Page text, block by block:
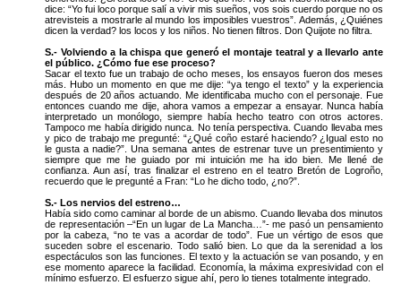
dice: “Yo fui loco porque salí a vivir mis sueños, vos sois cuerdo porque no os
atrevisteis a mostrarle al mundo los imposibles vuestros”. Además, ¿Quiénes
dicen la verdad? los locos y los niños. No tienen filtros. Don Quijote no filtra.
S.- Volviendo a la chispa que generó el montaje teatral y a llevarlo ante
el público. ¿Cómo fue ese proceso?
Sacar el texto fue un trabajo de ocho meses, los ensayos fueron dos meses
más. Hubo un momento en que me dije: “ya tengo el texto” y la experiencia
después de 20 años actuando. Me identificaba mucho con el personaje. Fue
entonces cuando me dije, ahora vamos a empezar a ensayar. Nunca había
interpretado un monólogo, siempre había hecho teatro con otros actores.
Tampoco me había dirigido nunca. No tenía perspectiva. Cuando llevaba mes
y pico de trabajo me pregunté: “¿Qué coño estaré haciendo? ¿Igual esto no
le gusta a nadie?”. Una semana antes de estrenar tuve un presentimiento y
siempre que me he guiado por mi intuición me ha ido bien. Me llené de
confianza. Aun así, tras finalizar el estreno en el teatro Bretón de Logroño,
recuerdo que le pregunté a Fran: “Lo he dicho todo, ¿no?”.
S.- Los nervios del estreno…
Había sido como caminar al borde de un abismo. Cuando llevaba dos minutos
de representación –“En un lugar de La Mancha…”- me pasó un pensamiento
por la cabeza, “no te vas a acordar de todo”. Fue un vértigo de esos que
suceden sobre el escenario. Todo salió bien. Lo que da la serenidad a los
espectáculos son las funciones. El texto y la actuación se van posando, y en
ese momento aparece la facilidad. Economía, la máxima expresividad con el
mínimo esfuerzo. El esfuerzo sigue ahí, pero lo tienes totalmente integrado.